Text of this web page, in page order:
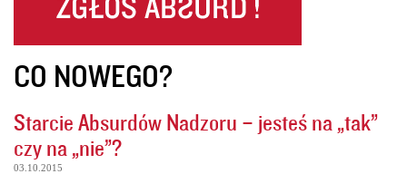
CO NOWEGO?
Starcie Absurdów Nadzoru – jesteś na „tak”
czy na „nie”?
03.10.2015